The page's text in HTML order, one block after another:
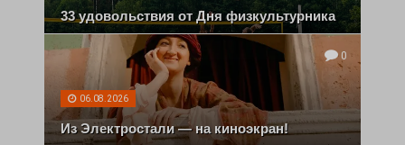
33 удовольствия от Дня физкультурника
0
06.08.2026
Из Электростали — на киноэкран!